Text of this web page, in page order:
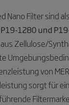
Nano Filter sind
P19-1280 und
Zellulose/
von
sorgt für